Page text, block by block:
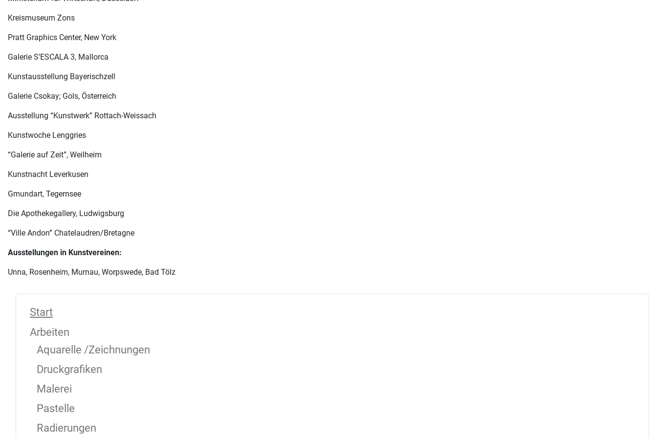
Start
Arbeiten
Aquarelle /Zeichnungen
Druckgrafiken
Malerei
Pastelle
Radierungen
Kreismuseum Zons
Pratt Graphics Center, New York
Galerie S’ESCALA 3, Mallorca
Kunstausstellung Bayerischzell
Galerie Csokay; Gols, Österreich
Ausstellung “Kunstwerk” Rottach-Weissach
Kunstwoche Lenggries
“Galerie auf Zeit”, Weilheim
Kunstnacht Leverkusen
Gmundart, Tegernsee
Die Apothekegallery, Ludwigsburg
“Ville Andon” Chatelaudren/Bretagne
Ausstellungen in Kunstvereinen:
Unna, Rosenheim, Murnau, Worpswede, Bad Tölz